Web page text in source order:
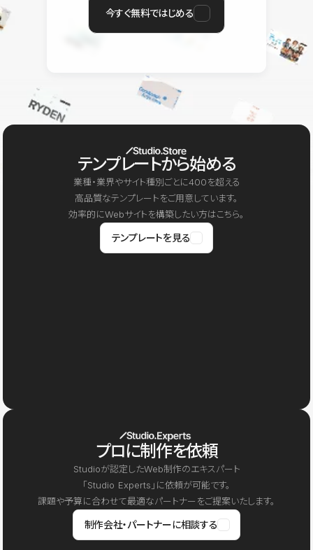
今すぐ無料ではじめる
テンプレートから始める
業種・業界やサイト種別ごとに400を超える
高品質なテンプレートをご用意しています。
効率的にWebサイトを構築したい方はこちら。
テンプレートを見る
プロに制作を依頼
Studioが認定したWeb制作のエキスパート
「Studio Experts」に依頼が可能です。
課題や予算に合わせて最適なパートナーをご提案いたします。
制作会社・パートナーに相談する